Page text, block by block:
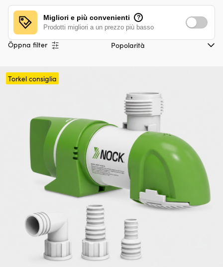
Öppna filter
Migliori e più convenienti ?
Prodotti migliori a un prezzo più basso
Torkel consiglia